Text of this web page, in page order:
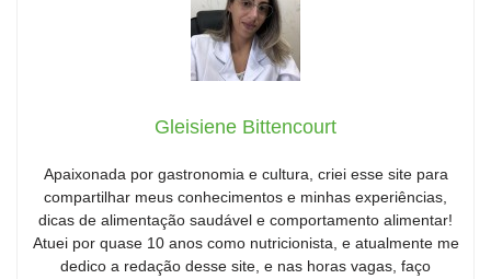
Gleisiene Bittencourt
Apaixonada por gastronomia e cultura, criei esse site para
compartilhar meus conhecimentos e minhas experiências,
dicas de alimentação saudável e comportamento alimentar!
Atuei por quase 10 anos como nutricionista, e atualmente me
dedico a redação desse site, e nas horas vagas, faço